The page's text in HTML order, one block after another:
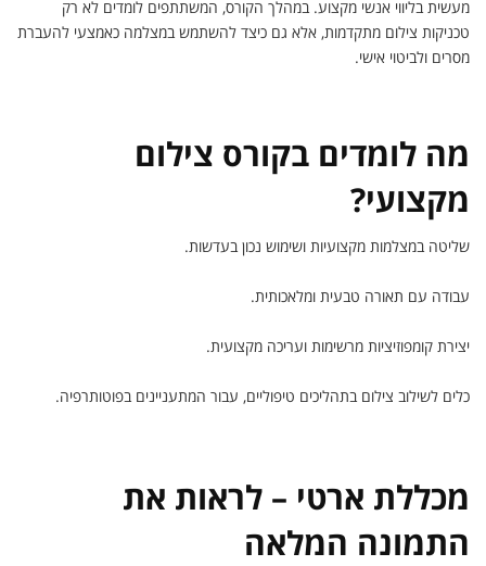
מעשית בליווי אנשי מקצוע. במהלך הקורס, המשתתפים לומדים לא רק
טכניקות צילום מתקדמות, אלא גם כיצד להשתמש במצלמה כאמצעי להעברת
מסרים ולביטוי אישי.
מה לומדים בקורס צילום
מקצועי?
שליטה במצלמות מקצועיות ושימוש נכון בעדשות.
עבודה עם תאורה טבעית ומלאכותית.
יצירת קומפוזיציות מרשימות ועריכה מקצועית.
כלים לשילוב צילום בתהליכים טיפוליים, עבור המתעניינים בפוטותרפיה.
מכללת ארטי – לראות את
התמונה המלאה